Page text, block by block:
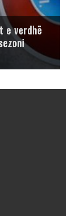
e verdhë